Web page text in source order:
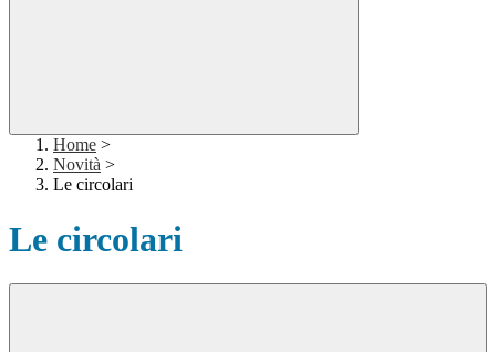
Home >
Novità >
Le circolari
Le circolari